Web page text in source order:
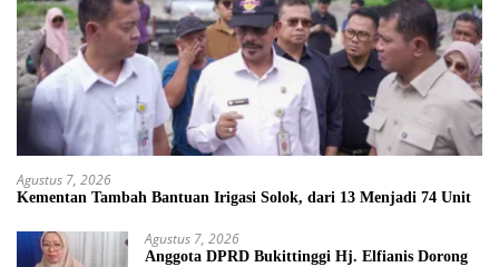
Agustus 7, 2026
Kementan Tambah Bantuan Irigasi Solok, dari 13 Menjadi 74 Unit
Agustus 7, 2026
Anggota DPRD Bukittinggi Hj. Elfianis Dorong